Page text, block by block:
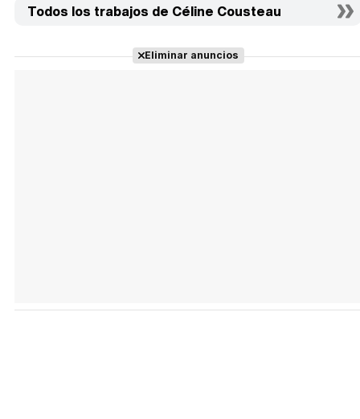
Todos los trabajos de Céline Cousteau
Eliminar anuncios